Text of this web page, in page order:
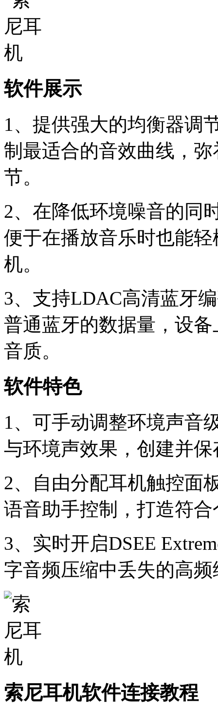
软件展示
1、提供强大的均衡器调
制最适合的音效曲线，
节。
2、在降低环境噪音的同
便于在播放音乐时也能
机。
3、支持LDAC高清蓝牙
普通蓝牙的数据量，设
音质。
软件特色
1、可手动调整环境声音
与环境声效果，创建并
2、自由分配耳机触控面
语音助手控制，打造符
3、实时开启DSEE
字音频压缩中丢失的高
索尼耳机软件连接教程